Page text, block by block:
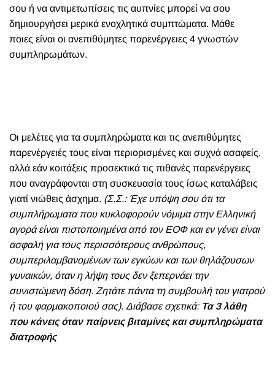
σου ή να αντιμετωπίσεις τις αυπνίες μπορεί να σου
δημιουργήσει μερικά ενοχλητικά συμπτώματα. Μάθε
ποιες είναι οι ανεπιθύμητες παρενέργειες 4 γνωστών
συμπληρωμάτων.
Οι μελέτες για τα συμπληρώματα και τις ανεπιθύμητες
παρενέργειές τους είναι περιορισμένες και συχνά ασαφείς,
αλλά εάν κοιτάξεις προσεκτικά τις πιθανές παρενέργειες
που αναγράφονται στη συσκευασία τους ίσως καταλάβεις
γιατί νιώθεις άσχημα. (Σ.Σ.: Έχε υπόψη σου ότι τα
συμπλήρωματα που κυκλοφορούν νόμιμα στην Ελληνική
αγορά είναι πιστοποιημένα από τον ΕΟΦ και εν γένει είναι
ασφαλή για τους περισσότερους ανθρώπους,
συμπεριλαμβανομένων των εγκύων και των θηλάζουσων
γυναικών, όταν η λήψη τους δεν ξεπερνάει την
συνιστώμενη δόση. Ζητάτε πάντα τη συμβουλή του γιατρού
ή του φαρμακοποιού σας). Διάβασε σχετικά: Τα 3 λάθη
που κάνεις όταν παίρνεις βιταμίνες και συμπληρώματα
διατροφής